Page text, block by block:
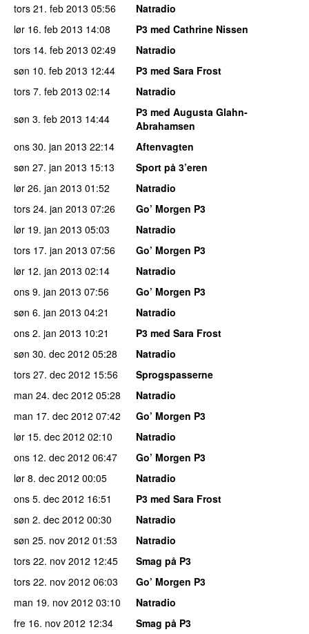
tors 21. feb 2013 05:56
Natradio
lør 16. feb 2013 14:08
P3 med Cathrine Nissen
tors 14. feb 2013 02:49
Natradio
søn 10. feb 2013 12:44
P3 med Sara Frost
tors 7. feb 2013 02:14
Natradio
søn 3. feb 2013 14:44
P3 med Augusta Glahn-
Abrahamsen
ons 30. jan 2013 22:14
Aftenvagten
søn 27. jan 2013 15:13
Sport på 3’eren
lør 26. jan 2013 01:52
Natradio
tors 24. jan 2013 07:26
Go’ Morgen P3
lør 19. jan 2013 05:03
Natradio
tors 17. jan 2013 07:56
Go’ Morgen P3
lør 12. jan 2013 02:14
Natradio
ons 9. jan 2013 07:56
Go’ Morgen P3
søn 6. jan 2013 04:21
Natradio
ons 2. jan 2013 10:21
P3 med Sara Frost
søn 30. dec 2012 05:28
Natradio
tors 27. dec 2012 15:56
Sprogspasserne
man 24. dec 2012 05:28
Natradio
man 17. dec 2012 07:42
Go’ Morgen P3
lør 15. dec 2012 02:10
Natradio
ons 12. dec 2012 06:47
Go’ Morgen P3
lør 8. dec 2012 00:05
Natradio
ons 5. dec 2012 16:51
P3 med Sara Frost
søn 2. dec 2012 00:30
Natradio
søn 25. nov 2012 01:53
Natradio
tors 22. nov 2012 12:45
Smag på P3
tors 22. nov 2012 06:03
Go’ Morgen P3
man 19. nov 2012 03:10
Natradio
fre 16. nov 2012 12:34
Smag på P3